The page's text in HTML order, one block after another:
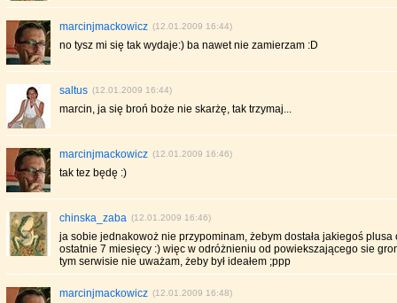
marcinjmackowicz (12.01.2009 16:44)
no tysz mi się tak wydaje:) ba nawet nie zamierzam :D
saltus (12.01.2009 16:44)
marcin, ja się broń boże nie skarżę, tak trzymaj...
marcinjmackowicz (12.01.2009 16:46)
tak tez będę :)
chinska_zaba (12.01.2009 16:46)
ja sobie jednakowoż nie przypominam, żebym dostała jakiegoś
ostatnie 7 miesięcy :) więc w odróżnieniu od powiekszającego sie
tym serwisie nie uważam, żeby był ideałem ;ppp
marcinjmackowicz (12.01.2009 16:48)